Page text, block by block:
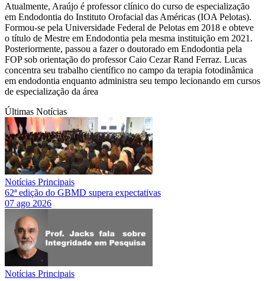
Atualmente, Araújo é professor clínico do curso de especialização
em Endodontia do Instituto Orofacial das Américas (IOA Pelotas).
Formou-se pela Universidade Federal de Pelotas em 2018 e obteve
o título de Mestre em Endodontia pela mesma instituição em 2021.
Posteriormente, passou a fazer o doutorado em Endodontia pela
FOP sob orientação do professor Caio Cezar Rand Ferraz. Lucas
concentra seu trabalho científico no campo da terapia fotodinâmica
em endodontia enquanto administra seu tempo lecionando em cursos
de especialização da área
Últimas Notícias
Notícias Principais
62ª edição do GBMD supera expectativas
07 ago 2026
Notícias Principais